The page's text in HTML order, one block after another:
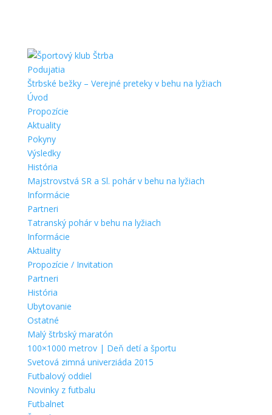
Podujatia
Štrbské bežky – Verejné preteky v behu na lyžiach
Úvod
Propozície
Aktuality
Pokyny
Výsledky
História
Majstrovstvá SR a Sl. pohár v behu na lyžiach
Informácie
Partneri
Tatranský pohár v behu na lyžiach
Informácie
Aktuality
Propozície / Invitation
Partneri
História
Ubytovanie
Ostatné
Malý štrbský maratón
100×1000 metrov | Deň detí a športu
Svetová zimná univerziáda 2015
Futbalový oddiel
Novinky z futbalu
Futbalnet